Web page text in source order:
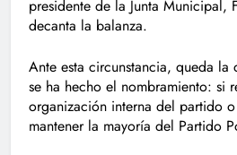
presidente de la Junta Municipal,
decanta la balanza.
Ante esta circunstancia, queda
se ha hecho el nombramiento: si
organización interna del partido
mantener la mayoría del Partido